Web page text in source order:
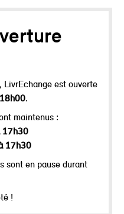
, LivrEchange est ouverte
.
maintenus :
17h30
17h30
sont en pause durant
!